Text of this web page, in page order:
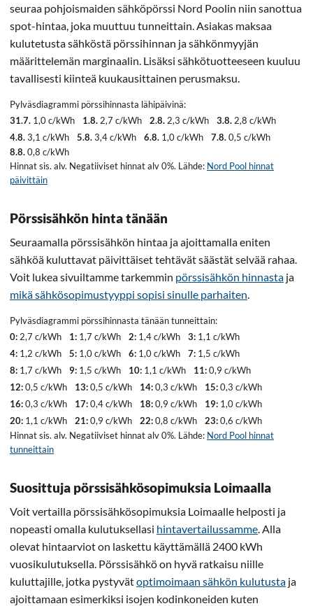
seuraa pohjoismaiden sähköpörssi Nord Poolin niin sanottua
spot-hintaa, joka muuttuu tunneittain. Asiakas maksaa
kulutetusta sähköstä pörssihinnan ja sähkönmyyjän
määrittelemän marginaalin. Lisäksi sähkötuotteeseen kuuluu
tavallisesti kiinteä kuukausittainen perusmaksu.
Pylväsdiagrammi pörssihinnasta lähipäivinä:
31.7. 1,0 c/kWh 1.8. 2,7 c/kWh 2.8. 2,3 c/kWh 3.8. 2,8 c/kWh
4.8.3,1 c/kWh 5.8.3,4 c/kWh 6.8. 1,0 c/kWh 7.8.0,5 c/kWh
8.8.0,8 c/kWh
Hinnat sis. alv. Negatiiviset hinnat alv 0%. Lähde: Nord Pool hinnat
päivittäin
Pörssisähkön hinta tänään
Seuraamalla pörssisähkön hintaa ja ajoittamalla eniten
sähköä kuluttavat päivittäiset tehtävät säästät selvää rahaa.
Voit lukea sivuiltamme tarkemmin pörssisähkön hinnasta ja
mikä sähkösopimustyyppi sopisi sinulle parhaiten
Pylväsdiagrammi pörssihinnasta tänään tunneittain:
0: 2,7 c/kWh 1: 1,7 c/kWh 2: 1,4 c/kWh 3: 1,1 c/kWh
4: 1,2 c/kWh 5: 1,0 c/kWh 6: 1,0 c/kWh 7: 1,5 c/kWh
8: 1,7 c/kWh 9: 1,5 c/kWh 10: 1,1 c/kWh 11:0,9 c/kWh
12:0,5 c/kWh 13:0,5 c/kWh 14:0,3 c/kWh 15:0,3 c/kWh
16:0,3 c/kWh 17:0,4 c/kWh 18:0,9 c/kWh 19: 1,0 c/kWh
20: 1,1 c/kWh 21:0,9 c/kWh 22:0,8 c/kWh 23:0,6 c/kWh
Hinnat sis. alv. Negatiiviset hinnat alv 0%. Lähde: Nord Pool hinnat
tunneittain
Suosittuja pörssisähkösopimuksia Loimaalla
Voit vertailla pörssisähkösopimuksia Loimaalle helposti ja
nopeasti omalla kulutuksellasi hintavertailussamme . Alla
olevat hintaarviot on laskettu käyttämällä 2400 kWh
vuosikulutuksella. Pörssisähkö on hyvä ratkaisu niille
kuluttajille, jotka pystyvätoptimoimaan sähkön kulutusta ja
ajoittamaan esimerkiksi isojen kodinkoneiden kuten